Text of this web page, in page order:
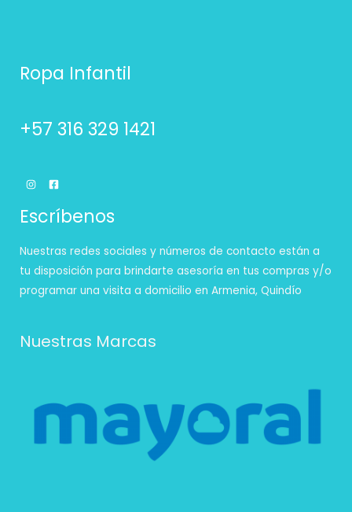
Ropa Infantil
+57 316 329 1421
Escríbenos
Nuestras redes sociales y números de contacto están a
tu disposición para brindarte asesoría en tus compras y/o
programar una visita a domicilio en Armenia, Quindío
Nuestras Marcas